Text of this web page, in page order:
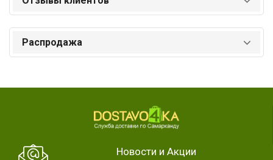
Распродажа
Новости и Акции